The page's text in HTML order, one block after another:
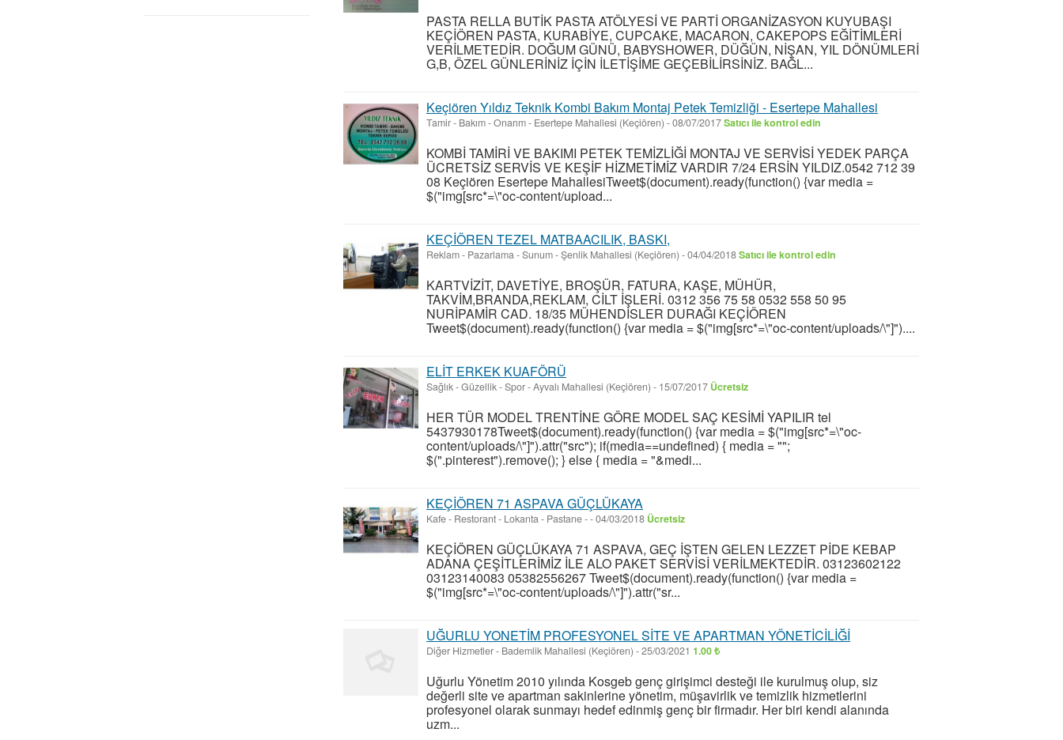
PASTA RELLA BUTİK PASTA ATÖLYESİ VE PARTİ ORGANİZASYON KUYUBAŞI
KEÇİÖREN PASTA, KURABİYE, CUPCAKE, MACARON, CAKEPOPS EĞİTİMLERİ
VERİLMETEDİR. DOĞUM GÜNÜ, BABYSHOWER, DÜĞÜN, NİŞAN, YIL DÖNÜMLERİ
G,B, ÖZEL GÜNLERİNİZ İÇİN İLETİŞİME GEÇEBİLİRSİNİZ. BAĞL...
Keçiören Yıldız Teknik Kombi Bakım Montaj Petek Temizliği - Esertepe Mahallesi
Tamir - Bakım - Onarım- Esertepe Mahallesi (Keçiören) -08/07/2017Satıcı ile kontrol edin
KOMBİ TAMİRİ VE BAKIMI PETEK TEMİZLİĞİ MONTAJ VE SERVİSİ YEDEK PARÇA
ÜCRETSİZ SERVİS VE KEŞİF HİZMETİMİZ VARDIR 7/24 ERSİN YILDIZ.0542 712 39
08 Keçiören Esertepe MahallesiTweet$(document).ready(function() {var media =
$("img[src*=\"oc-content/upload...
KEÇİÖREN TEZEL MATBAACILIK, BASKI,
Reklam - Pazarlama - Sunum-Şenlik Mahallesi (Keçiören) -04/04/2018Satıcı ile kontrol edin
KARTVİZİT, DAVETİYE, BROŞÜR, FATURA, KAŞE, MÜHÜR,
TAKVİM,BRANDA,REKLAM, CİLT İŞLERİ. 0312 356 75 58 0532 558 50 95
NURİPAMİR CAD. 18/35 MÜHENDİSLER DURAĞI KEÇİÖREN
Tweet$(document).ready(function() {var media = $("img[src*=\"oc-content/uploads/\"]")....
ELİT ERKEK KUAFÖRÜ
Sağlık - Güzellik - Spor-Ayvalı Mahallesi (Keçiören) - 15/07/2017 Ücretsiz
HER TÜR MODEL TRENTİNE GÖRE MODEL SAÇ KESİMİ YAPILIR tel
5437930178Tweet$(document).ready(function() {var media = $("img[src*=\"oc-
content/uploads/\"]").attr("src"); if(media==undefined) { media = "";
$(".pinterest").remove(); } else { media = "&medi...
KEÇİÖREN 71 ASPAVA GÜÇLÜKAYA
Kafe - Restorant - Lokanta - Pastane--04/03/2018 Ücretsiz
KEÇİÖREN GÜÇLÜKAYA 71 ASPAVA, GEÇ İŞTEN GELEN LEZZET PİDE KEBAP
ADANA ÇEŞİTLERİMİZ İLE ALO PAKET SERVİSİ VERİLMEKTEDİR. 03123602122
03123140083 05382556267 Tweet$(document).ready(function() {var media =
$("img[src*=\"oc-content/uploads/\"]").attr("sr...
UĞURLU YONETİM PROFESYONEL SİTE VE APARTMAN YÖNETİCİLİĞİ
Diğer Hizmetler- Bademlik Mahallesi (Keçiören) -25/03/2021 1.00 ₺
Uğurlu Yönetim 2010 yılında Kosgeb genç girişimci desteği ile kurulmuş olup, siz
değerli site ve apartman sakinlerine yönetim, müşavirlik ve temizlik hizmetlerini
profesyonel olarak sunmayı hedef edinmiş genç bir firmadır. Her biri kendi alanında
uzm...